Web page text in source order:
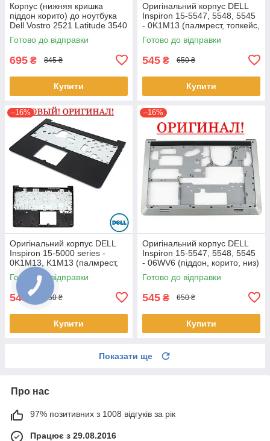
Корпус (нижняя кришка
піддон корито) до ноутбука
Dell Vostro 2521 Latitude 3540
(0YXMG9, AP0ZG000200)
Готово до відправки
695 ₴ 845 ₴
Купити
Оригінальний корпус DELL
Inspiron 15-5547, 5548, 5545
- 0K1M13 (палмрест, топкейс,
верх)
Готово до відправки
545 ₴ 650 ₴
Купити
–16%
Оригінальний корпус DELL
Inspiron 15-5000 series -
0K1M13, K1M13 (палмрест,
топкейс, верх)
Готово до відправки
545 ₴ 650 ₴
Купити
–16%
Оригінальний корпус DELL
Inspiron 15-5547, 5548, 5545
- 06WV6 (піддон, корито, низ)
Готово до відправки
545 ₴ 650 ₴
Купити
Показати ще
Про нас
97% позитивних з 1008 відгуків за рік
Працює з 29.08.2016